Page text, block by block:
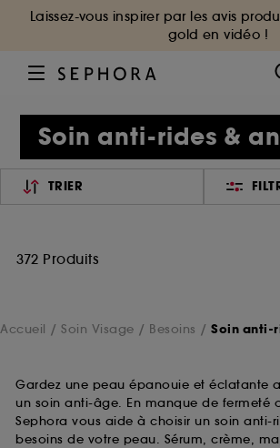
Laissez-vous inspirer par les avis
gold en vidéo !
Soin anti-rides &
TRIER
372 Produits
Accueil Soin Visage Besoins Soin anti-
Gardez une peau épanouie et éclatante
un soin anti-âge. En manque de fermeté
Sephora vous aide à choisir un soin anti-
besoins de votre peau. Sérum, crème,